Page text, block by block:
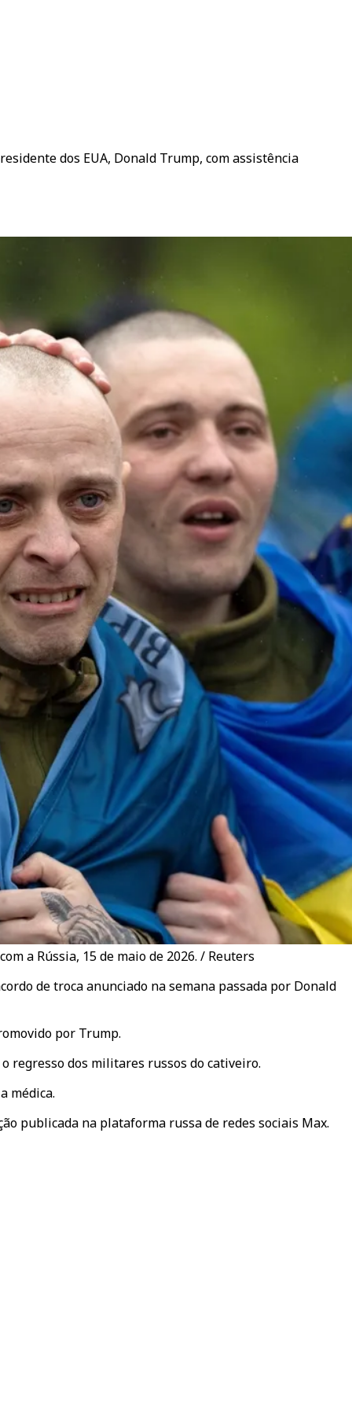
dos EUA, Donald Trump, com assistência
a Rússia, 15 de maio de 2026. / Reuters
de troca anunciado na semana passada por Donald
por Trump.
regresso dos militares russos do cativeiro.
médica.
publicada na plataforma russa de redes sociais Max.